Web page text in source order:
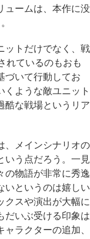
ュームは、本作に没
ットだけでなく、戦
れているのもおも
づいて行動してお
くような敵ユニット
酷な戦場というリア
、メインシナリオの
いう点だろう。一見
の物語が非常に秀逸
いというのは嬉しい
クスや演出が大幅に
だいぶ受ける印象は
ラクターの追加、